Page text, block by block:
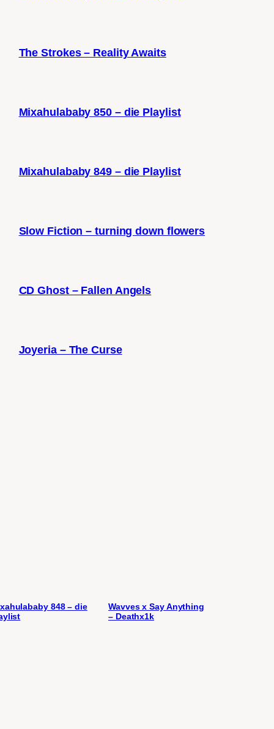
The Strokes – Reality Awaits
Mixahulababy 850 – die Playlist
Mixahulababy 849 – die Playlist
Slow Fiction – turning down flowers
CD Ghost – Fallen Angels
Joyeria – The Curse
848 – die
Wavves x Say Anything
– Deathx1k